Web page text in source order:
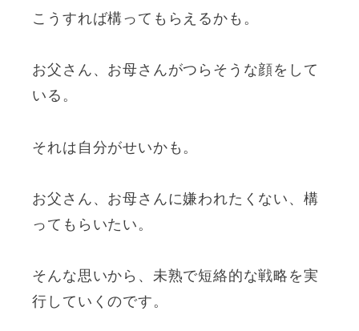
こうすれば構ってもらえるかも。
お父さん、お母さんがつらそうな顔をして
いる。
それは自分がせいかも。
お父さん、お母さんに嫌われたくない、構
ってもらいたい。
そんな思いから、未熟で短絡的な戦略を実
行していくのです。